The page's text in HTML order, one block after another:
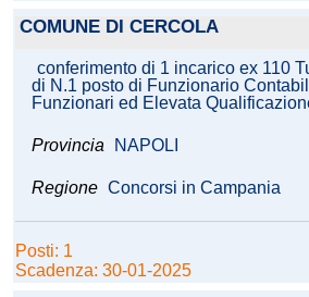
COMUNE DI CERCOLA
conferimento di 1 incarico ex 110
di N.1 posto di Funzionario
Funzionari ed Elevata
Provincia NAPOLI
Regione Concorsi in Campania
Posti: 1
Scadenza: 30-01-2025